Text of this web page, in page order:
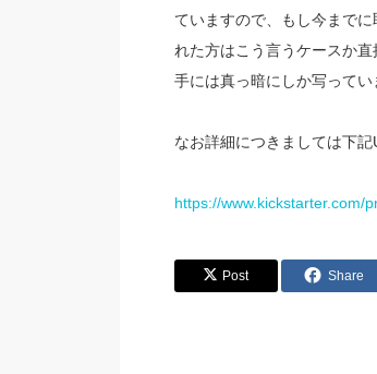
ていますので、もし今まで
れた方はこう言うケースか
手には真っ暗にしか写ってい
なお詳細につきましては下記
https://www.kickstarter.com/
Post Share